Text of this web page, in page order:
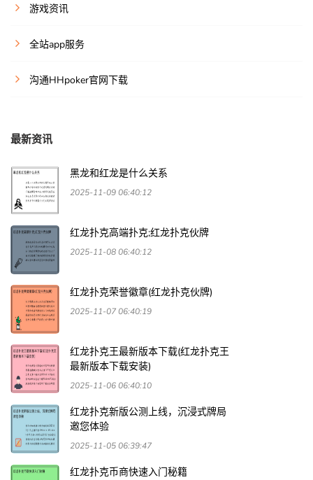
游戏资讯
全站app服务
沟通HHpoker官网下载
最新资讯
黑龙和红龙是什么关系
2025-11-09 06:40:12
红龙扑克高端扑克;红龙扑克伙牌
2025-11-08 06:40:12
红龙扑克荣誉徽章(红龙扑克伙牌)
2025-11-07 06:40:19
红龙扑克王最新版本下载(红龙扑克王
最新版本下载安装)
2025-11-06 06:40:10
红龙扑克新版公测上线，沉浸式牌局
邀您体验
2025-11-05 06:39:47
红龙扑克币商快速入门秘籍